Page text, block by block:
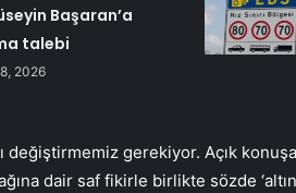
Başaran’a
talebi
2026
değiştirmemiz gerekiyor. Açık
dair saf fikirle birlikte sözde